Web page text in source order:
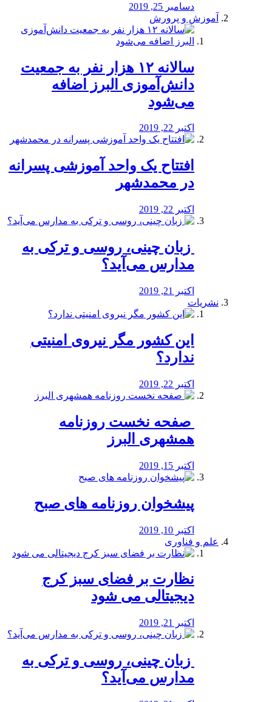
دسامبر 25, 2019
آموزش و پرورش
️سالانه ۱۲ هزار نفر به جمعیت
دانش‌آموزی البرز اضافه
می‌شود
اکتبر 22, 2019
افتتاح یک واحد آموزشی پسرانه
در محمدشهر
اکتبر 22, 2019
️ زبان چینی، روسی و ترکی به
مدارس می‌آید؟
اکتبر 21, 2019
نشریات
این کشور مگر نیروی امنیتی
ندارد؟
اکتبر 22, 2019
️ صفحه نخست روزنامه‌
همشهری البرز
اکتبر 15, 2019
پیشخوان روزنامه های صبح
اکتبر 10, 2019
علم و فناوری
نظارت بر فضای سبز کرج
دیجیتالی می شود
اکتبر 21, 2019
️ زبان چینی، روسی و ترکی به
مدارس می‌آید؟